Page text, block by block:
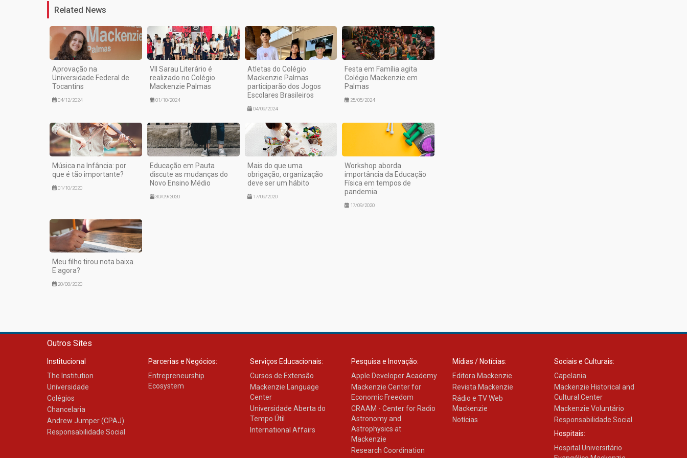
Related News
Aprovação na
Universidade Federal de
Tocantins
04/12/2024
VII Sarau Literário é
realizado no Colégio
Mackenzie Palmas
01/10/2024
Atletas do Colégio
Mackenzie Palmas
participarão dos Jogos
Escolares Brasileiros
04/09/2024
Festa em Família agita
Colégio Mackenzie em
Palmas
25/05/2024
Música na Infância: por
que é tão importante?
01/10/2020
Educação em Pauta
discute as mudanças do
Novo Ensino Médio
30/09/2020
Mais do que uma
obrigação, organização
deve ser um hábito
17/09/2020
Workshop aborda
importância da Educação
Física em tempos de
pandemia
17/09/2020
Meu filho tirou nota baixa.
E agora?
20/08/2020
Outros Sites
Institucional
The Institution
Universidade
Colégios
Chancelaria
Andrew Jumper (CPAJ)
Responsabilidade Social
Parcerias e Negócios:
Entrepreneurship
Ecosystem
Serviços Educacionais:
Cursos de Extensão
Mackenzie Language
Center
Universidade Aberta do
Tempo Útil
International Affairs
Pesquisa e Inovação:
Apple Developer Academy
Mackenzie Center for
Economic Freedom
CRAAM - Center for Radio
Astronomy and
Astrophysics at
Mackenzie
Research Coordination
Mídias / Notícias:
Editora Mackenzie
Revista Mackenzie
Rádio e TV Web
Mackenzie
Notícias
Sociais e Culturais:
Capelania
Mackenzie Historical and
Cultural Center
Mackenzie Voluntário
Responsabilidade Social
Hospitais:
Hospital Universitário